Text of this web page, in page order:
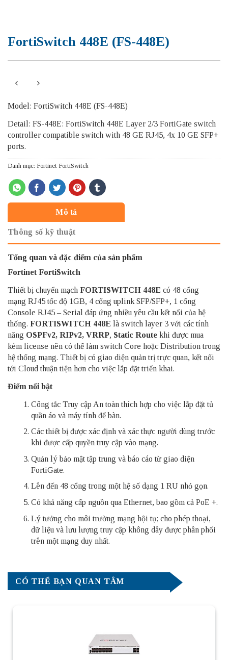
FortiSwitch 448E (FS-448E)
Model: FortiSwitch 448E (FS-448E)
Detail: FS-448E: FortiSwitch 448E Layer 2/3 FortiGate switch
controller compatible switch with 48 GE RJ45, 4x 10 GE SFP+
ports.
Danh mục: Fortinet FortiSwitch
Mô tả
Thông số kỹ thuật
Tổng quan và đặc điểm của sản phẩm
Fortinet FortiSwitch
Thiết bị chuyển mạch FORTISWITCH 448E có 48 cổng
mạng RJ45 tốc độ 1GB, 4 cổng uplink SFP/SFP+, 1 cổng
Console RJ45 – Serial đáp ứng nhiều yêu cầu kết nối của hệ
thống. FORTISWITCH 448E là switch layer 3 với các tính
năng OSPFv2, RIPv2, VRRP, Static Route khi được mua
kèm license nên có thể làm switch Core hoặc Distribution trong
hệ thống mạng. Thiết bị có giao diện quản trị trực quan, kết nối
tới Cloud thuận tiện hơn cho việc lắp đặt triển khai.
Điểm nổi bật
Công tắc Truy cập An toàn thích hợp cho việc lắp đặt tủ
quần áo và máy tính để bàn.
Các thiết bị được xác định và xác thực người dùng trước
khi được cấp quyền truy cập vào mạng.
Quản lý bảo mật tập trung và báo cáo từ giao diện
FortiGate.
Lên đến 48 cổng trong một hệ số dạng 1 RU nhỏ gọn.
Có khả năng cấp nguồn qua Ethernet, bao gồm cả PoE +.
Lý tưởng cho môi trường mạng hội tụ; cho phép thoại,
dữ liệu và lưu lượng truy cập không dây được phân phối
trên một mạng duy nhất.
CÓ THỂ BẠN QUAN TÂM